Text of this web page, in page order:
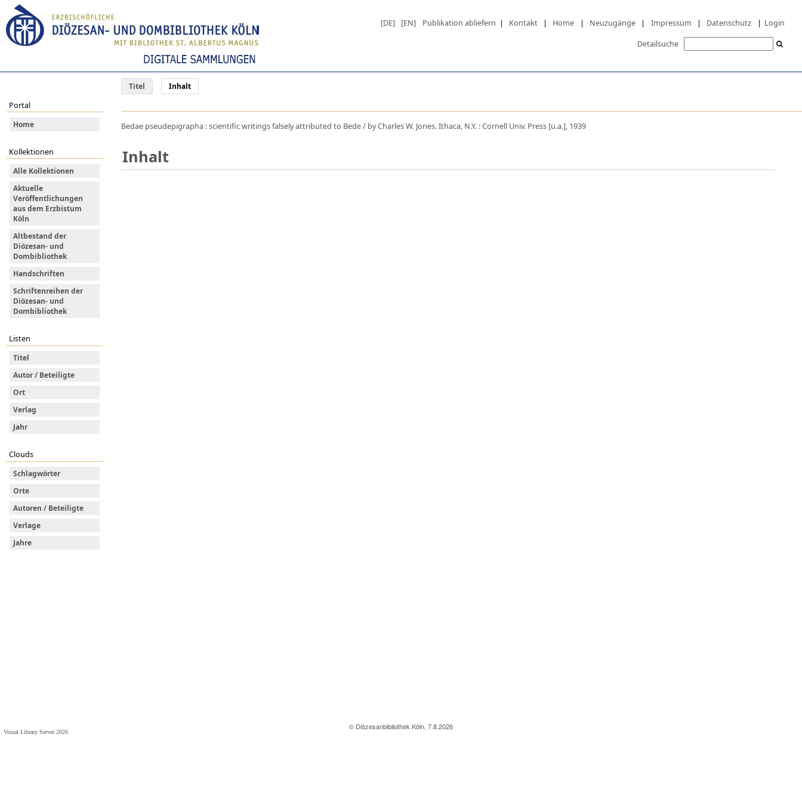
© Diözesanbibliothek Köln, 7.8.2026
Visual Library Server 2026
[DE] [EN] Publikation abliefern | Kontakt | Home | Neuzugänge | Impressum | Datenschutz | Login
Detailsuche
Titel Inhalt
Portal
Home
Kollektionen
Alle Kollektionen
Aktuelle
Veröffentlichungen
aus dem Erzbistum
Köln
Altbestand der
Diözesan- und
Dombibliothek
Handschriften
Schriftenreihen der
Diözesan- und
Dombibliothek
Listen
Titel
Autor / Beteiligte
Ort
Verlag
Jahr
Clouds
Schlagwörter
Orte
Autoren / Beteiligte
Verlage
Jahre
Bedae pseudepigrapha : scientific writings falsely attributed to Bede / by Charles W. Jones. Ithaca, N.Y. : Cornell Univ. Press [u.a.], 1939
Inhalt